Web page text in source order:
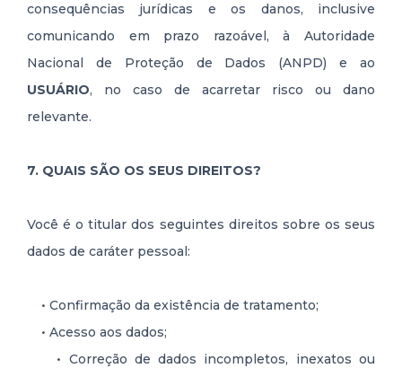
consequências jurídicas e os danos, inclusive
comunicando em prazo razoável, à Autoridade
Nacional de Proteção de Dados (ANPD) e ao
USUÁRIO, no caso de acarretar risco ou dano
relevante.
7. QUAIS SÃO OS SEUS DIREITOS?
Você é o titular dos seguintes direitos sobre os seus
dados de caráter pessoal:
• Confirmação da existência de tratamento;
• Acesso aos dados;
• Correção de dados incompletos, inexatos ou